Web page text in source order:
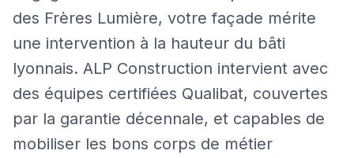
des Frères Lumière, votre façade mérite
une intervention à la hauteur du bâti
lyonnais. ALP Construction intervient avec
des équipes certifiées Qualibat, couvertes
par la garantie décennale, et capables de
mobiliser les bons corps de métier